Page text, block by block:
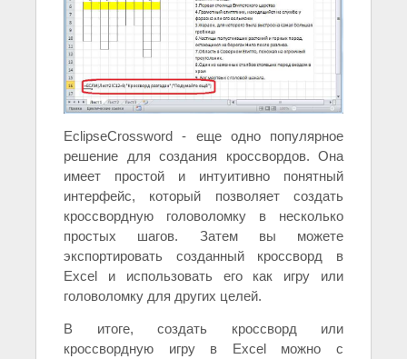
EclipseCrossword - еще одно популярное
решение для создания кроссвордов. Она
имеет простой и интуитивно понятный
интерфейс, который позволяет создать
кроссвордную головоломку в несколько
простых шагов. Затем вы можете
экспортировать созданный кроссворд в
Excel и использовать его как игру или
головоломку для других целей.
В итоге, создать кроссворд или
кроссвордную игру в Excel можно с